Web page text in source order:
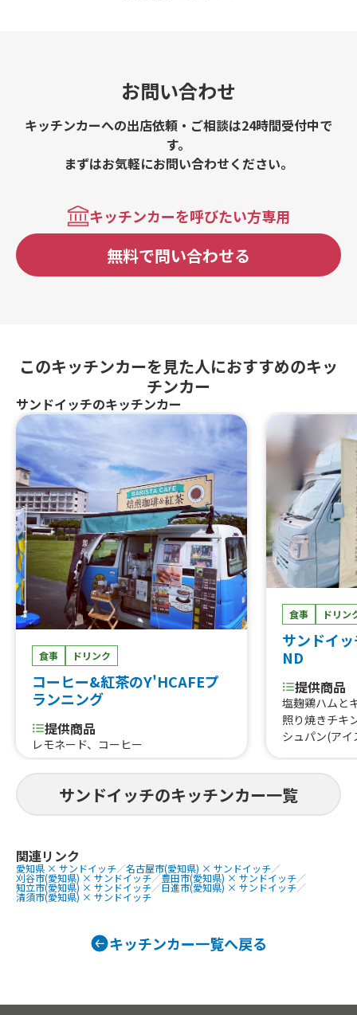
お問い合わせ
キッチンカーへの出店依頼・ご相談は24時間受付中で
す。
まずはお気軽にお問い合わせください。
キッチンカーを呼びたい方専用
無料で問い合わせる
このキッチンカーを見た人におすすめのキッ
チンカー
サンドイッチのキッチンカー
食事 ドリンク
コーヒー&紅茶のY'HCAFEプ
ランニング
提供商品
レモネード、コーヒー
食事 ドリン
サンドイ
ND
提供商品
塩麹鶏ハムと
照り焼きチキ
シュパン(ア
プ)、アボカ
ド(ハーフ)、
サンドイッチのキッチンカー一覧
関連リンク
愛知県 × サンドイッチ／名古屋市(愛知県) × サンドイッチ／
刈谷市(愛知県) × サンドイッチ／豊田市(愛知県) × サンドイッチ／
知立市(愛知県) × サンドイッチ／日進市(愛知県) × サンドイッチ／
清須市(愛知県) × サンドイッチ
キッチンカー一覧へ戻る